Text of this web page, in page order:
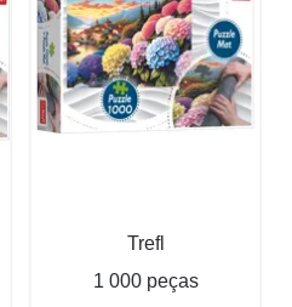
Trefl
1 000 peças